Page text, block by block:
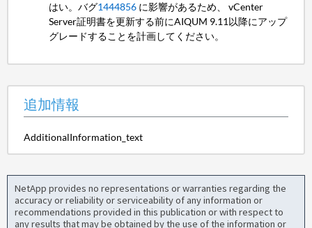
はい。バグ1444856に影響があるため、 vCenter
Server証明書を更新する前にAIQUM 9.11以降にアップ
グレードすることを計画してください。
追加情報
AdditionalInformation_text
NetApp provides no representations or warranties regarding the
accuracy or reliability or serviceability of any information or
recommendations provided in this publication or with respect to
any results that may be obtained by the use of the information or